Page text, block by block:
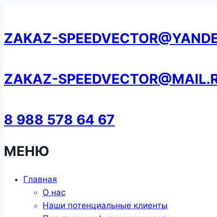
содержанию
ZAKAZ-
ZAKAZ-
8 988 578 64 67
МЕНЮ
Главная
О нас
Наши потенциальные клиенты